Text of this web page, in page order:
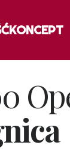
KONCEPT